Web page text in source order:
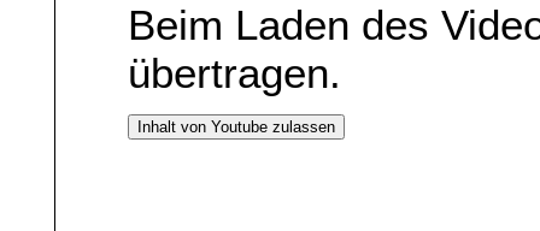
Beim Laden des
übertragen.
Inhalt von Youtube zulassen